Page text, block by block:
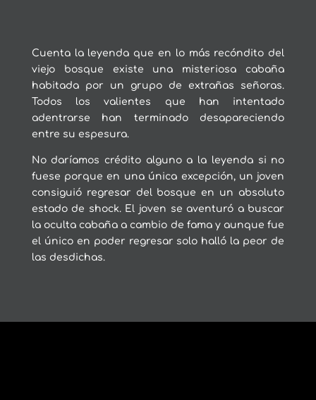
Cuenta la leyenda que en lo más recóndito del
viejo bosque existe una misteriosa cabaña
habitada por un grupo de extrañas señoras.
Todos los valientes que han intentado
adentrarse han terminado desapareciendo
entre su espesura.
No daríamos crédito alguno a la leyenda si no
fuese porque en una única excepción, un joven
consiguió regresar del bosque en un absoluto
estado de shock. El joven se aventuró a buscar
la oculta cabaña a cambio de fama y aunque fue
el único en poder regresar solo halló la peor de
las desdichas.